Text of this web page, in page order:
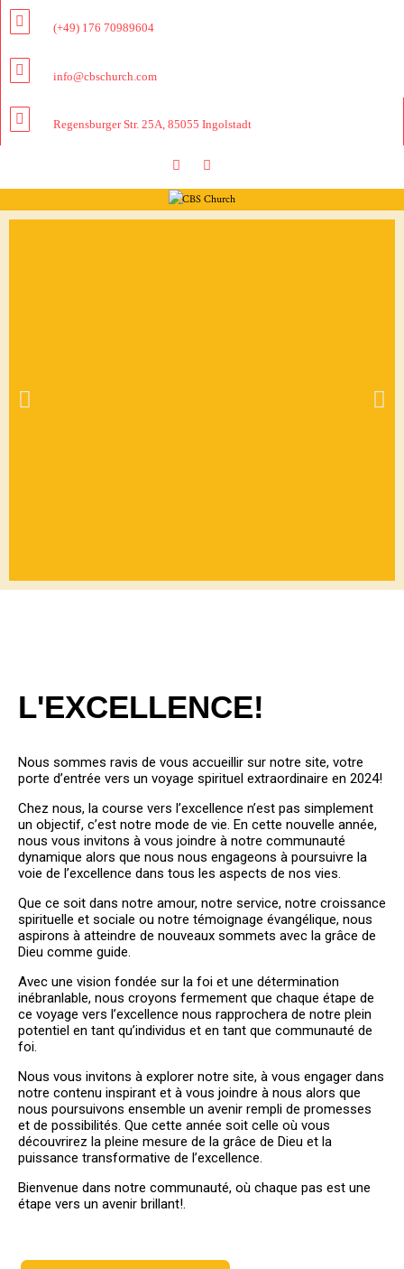
(+49) 176 70989604
info@cbschurch.com
Regensburger Str. 25A, 85055 Ingolstadt
PARMIS
NOUS
PLUS QU'UNE ÉGLISE, UNE
VÉRITABLE FAMILLE!
L'EXCELLENCE!
Nous sommes ravis de vous accueillir sur notre site, votre
porte d’entrée vers un voyage spirituel extraordinaire en 2024!
Chez nous, la course vers l’excellence n’est pas simplement
un objectif, c’est notre mode de vie. En cette nouvelle année,
nous vous invitons à vous joindre à notre communauté
dynamique alors que nous nous engageons à poursuivre la
voie de l’excellence dans tous les aspects de nos vies.
Que ce soit dans notre amour, notre service, notre croissance
spirituelle et sociale ou notre témoignage évangélique, nous
aspirons à atteindre de nouveaux sommets avec la grâce de
Dieu comme guide.
Avec une vision fondée sur la foi et une détermination
inébranlable, nous croyons fermement que chaque étape de
ce voyage vers l’excellence nous rapprochera de notre plein
potentiel en tant qu’individus et en tant que communauté de
foi.
Nous vous invitons à explorer notre site, à vous engager dans
notre contenu inspirant et à vous joindre à nous alors que
nous poursuivons ensemble un avenir rempli de promesses
et de possibilités. Que cette année soit celle où vous
découvrirez la pleine mesure de la grâce de Dieu et la
puissance transformative de l’excellence.
Bienvenue dans notre communauté, où chaque pas est une
étape vers un avenir brillant!.